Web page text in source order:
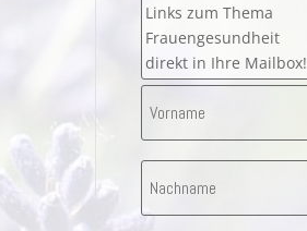
Links zum Thema
Frauengesundheit
direkt in Ihre Mailbox!